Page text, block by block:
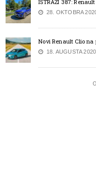
ISTRAŽI 387:
28. OKTOBRA
Novi Renault Clio
18. AUGUSTA 2020.